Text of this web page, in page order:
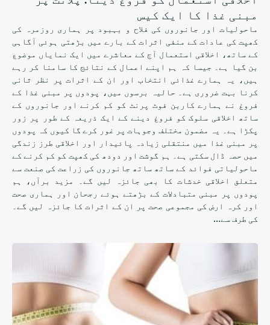
مبنی غذا کا ایک کیس
ماحولیات اور جانوروں کی فلاح و بہبود پر ہماری روزمرہ کی
کھپت کی عادات کے منفی اثرات کے بارے میں بڑھتی ہوئی آگاہی
کے ساتھ، اخلاقی استعمال آج کے معاشرے میں ایک نمایاں موضوع
بن گیا ہے۔ جیسا کہ ہم اپنے اعمال کے نتائج کا سامنا کر رہے
ہیں، یہ ہمارے غذائی انتخاب اور ان کے اثرات پر نظر ثانی
کرنا بہت ضروری ہے۔ حالیہ برسوں میں، پودوں پر مبنی غذا کے
فروغ نے ہمارے کاربن فوٹ پرنٹ کو کم کرنے اور جانوروں کے
ساتھ اخلاقی سلوک کو فروغ دینے کے ایک ذریعہ کے طور پر زور
پکڑا ہے۔ یہ مضمون مختلف وجوہات پر غور کرے گا کیوں کہ پودوں
پر مبنی غذا میں منتقلی زیادہ پائیدار اور اخلاقی طرز زندگی
میں حصہ ڈال سکتی ہے۔ ہم گوشت اور دودھ کی کھپت کو کم کرنے کے
ماحولیاتی فوائد کے ساتھ ساتھ جانوروں کی زراعت کی صنعت سے
متعلق اخلاقی خدشات کا بھی جائزہ لیں گے۔ مزید برآں، ہم
پودوں پر مبنی متبادلات کے بڑھتے ہوئے رجحان اور ہماری صحت
اور کرہ ارض کی مجموعی صحت پر ان کے اثرات کا جائزہ لیں گے۔
کی طرف سے…